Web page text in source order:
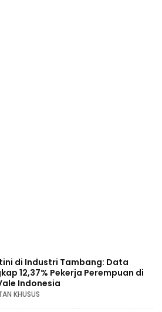
di Industri Tambang: Data
12,37% Pekerja Perempuan di
Indonesia
KHUSUS